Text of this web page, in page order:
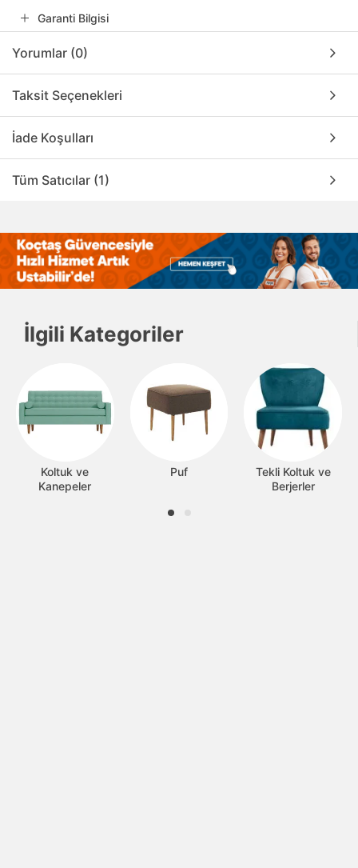
Garanti Bilgisi
Yorumlar (0)
Taksit Seçenekleri
İade Koşulları
Tüm Satıcılar (1)
İlgili Kategoriler
Koltuk ve
Kanepeler
Puf
Tekli Koltuk ve
Berjerler